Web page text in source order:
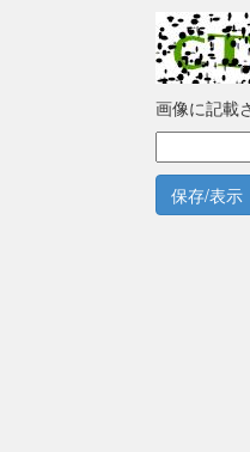
画像に記載
保存/表示